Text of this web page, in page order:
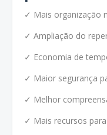
✓ Mais organização
✓ Ampliação do
✓ Economia de
✓ Maior segurança
✓ Melhor
✓ Mais recursos